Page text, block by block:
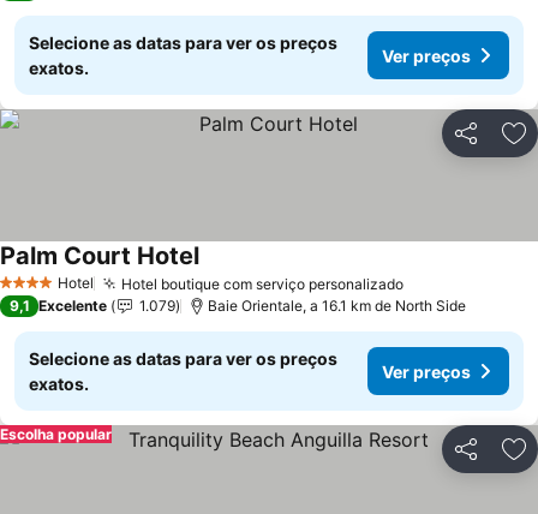
Selecione as datas para ver os preços
exatos.
Ver preços
Partilhar
4 EstrelasHotel Hotel boutique com serviço personalizadoVer preços
Palm Court HotelVer preços
9,1 Excelente 1.079 Baie Orientale, a 16.1 km de North Side
Selecione as datas para ver os preços
exatos.
Ver preços
Partilhar
Escolha popular